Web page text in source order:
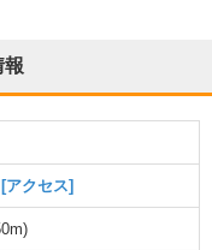
報
[アクセス]
)